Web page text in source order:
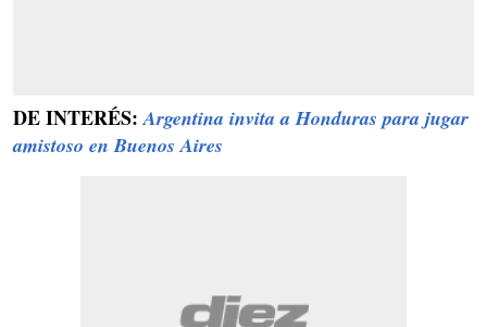
DE INTERÉS:Argentina invita a Honduras para jugar
amistoso en Buenos Aires